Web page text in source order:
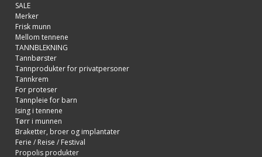
SALE
Merker
Frisk munn
Mellom tennene
TANNBLEKNING
Tannbørster
Tannprodukter for privatpersoner
Tannkrem
For proteser
Tannpleie for barn
Ising i tennene
Tørr i munnen
Braketter, broer og implantater
Ferie / Reise / Festival
Propolis produkter